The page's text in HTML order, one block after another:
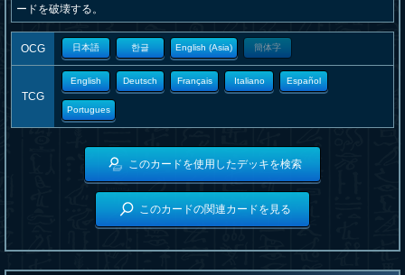
ードを破壊する。
OCG 日本語 한글 English (Asia) 簡体字
TCG
English Deutsch Français Italiano Español
Portugues
このカードを使用したデッキを検索
このカードの関連カードを見る